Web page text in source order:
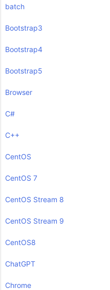
batch
Bootstrap3
Bootstrap4
Bootstrap5
Browser
C#
C++
CentOS
CentOS 7
CentOS Stream 8
CentOS Stream 9
CentOS8
ChatGPT
Chrome